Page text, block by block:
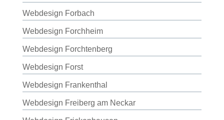
Webdesign Forbach
Webdesign Forchheim
Webdesign Forchtenberg
Webdesign Forst
Webdesign Frankenthal
Webdesign Freiberg am Neckar